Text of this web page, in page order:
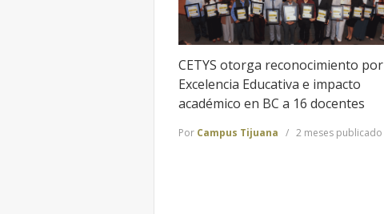
CETYS otorga reconocimiento por
Excelencia Educativa e impacto
académico en BC a 16 docentes
Por Campus Tijuana 2 meses publicado